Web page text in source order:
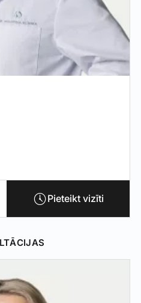
Pieteikt vizīti